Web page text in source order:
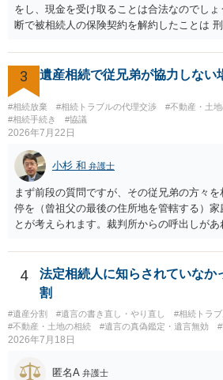
をし、現金を受け取ることは合法なのでし
断で被相続人の保険契約を解約したことは
された書類のコピーを取得して、弁護士に
相談 されたら良いと思います。
3 遺産相続で従兄弟が協力しない
#相続放棄 #相続トラブルの代理交渉 #不動産・土
#相続手続き
#協議
2026年7月22日
小杉 和 弁護士
まず前段の質問ですが、その従兄弟の方々
停を（曾祖父の最後の住所地を管轄する）家
とが考えられます。裁判所からの呼出しが
能と思われます。時間が思った以上にない
揃える必要があります。その点是非御注意
4
法定相続人に知らされていなか
割
#遺産分割 #遺言の書き直し・やり直し
#相続トラ
#不動産・土地の相続
#遺言の真偽鑑定・遺言無効
2026年7月18日
匿名A 弁護士